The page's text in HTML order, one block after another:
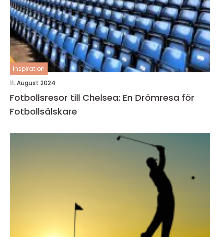
inspiration
11. August 2024
Fotbollsresor till Chelsea: En Drömresa för
Fotbollsälskare